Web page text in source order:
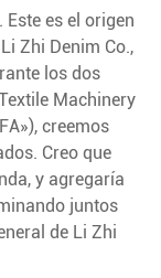
es el origen
Zhi Denim Co.,
los dos
Machinery
creemos
Creo que
y agregaría
juntos
de Li Zhi